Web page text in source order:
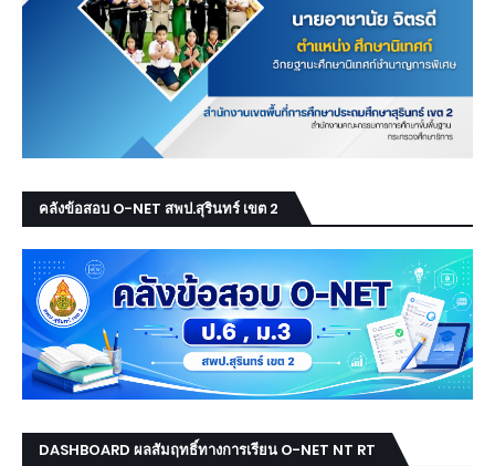
คลังข้อสอบ O-NET สพป.สุรินทร์ เขต 2
DASHBOARD ผลสัมฤทธิ์ทางการเรียน O-NET NT RT